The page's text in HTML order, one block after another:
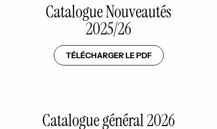
Catalogue Nouveautés
2025/26
TÉLÉCHARGER LE PDF
Catalogue général 2026